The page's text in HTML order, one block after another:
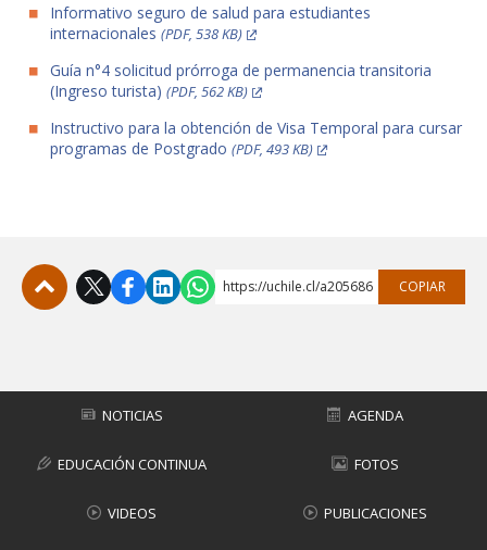
Informativo seguro de salud para estudiantes
internacionales (PDF, 538 KB)
Guía n°4 solicitud prórroga de permanencia transitoria
(Ingreso turista) (PDF, 562 KB)
Instructivo para la obtención de Visa Temporal para cursar
programas de Postgrado (PDF, 493 KB)
https://uchile.cl/a205686 COPIAR
NOTICIAS AGENDA
EDUCACIÓN CONTINUA FOTOS
VIDEOS PUBLICACIONES